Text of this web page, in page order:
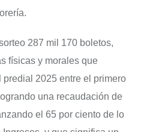
287 mil 170 boletos,
físicas y morales que
2025 entre el primero
una recaudación de
el 65 por ciento de lo